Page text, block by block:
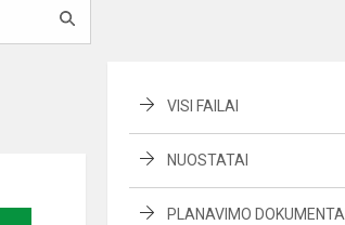
VISI FAILAI
NUOSTATAI
PLANAVIMO DOKUMENTAI